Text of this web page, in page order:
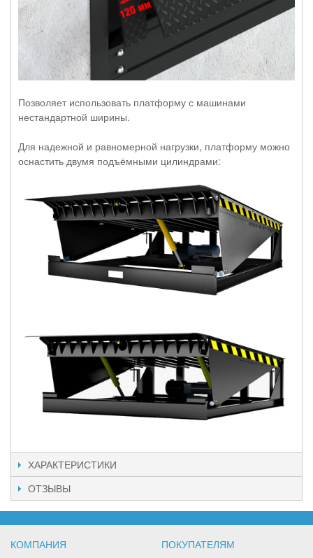
Позволяет использовать платформу с машинами
нестандартной ширины.
Для надежной и равномерной нагрузки, платформу можно
оснастить двумя подъёмными цилиндрами:
ХАРАКТЕРИСТИКИ
ОТЗЫВЫ
КОМПАНИЯ ПОКУПАТЕЛЯМ